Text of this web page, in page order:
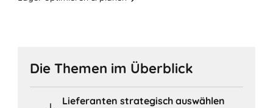
Die Themen im Überblick
Lieferanten strategisch auswählen